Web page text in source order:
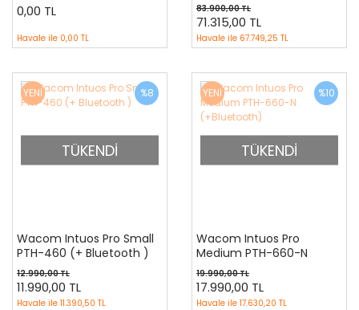
0,00 TL
Havale ile 0,00 TL
83.900,00 TL
71.315,00 TL
Havale ile 67.749,25 TL
%8
YENİ
TÜKENDİ
Wacom Intuos Pro Small
PTH-460 (+ Bluetooth )
12.990,00 TL
11.990,00 TL
Havale ile 11.390,50 TL
%10
YENİ
TÜKENDİ
Wacom Intuos Pro
Medium PTH-660-N
(+Bluetooth)
19.990,00 TL
17.990,00 TL
Havale ile 17.630,20 TL